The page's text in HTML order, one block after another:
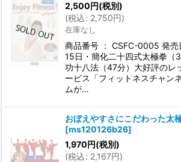
2,500円(税別)
(税込: 2,750円)
在庫なし
商品番号 ： CSFC-0005 発
15日・簡化二十四式太極拳（
功十八法（47分）大好評のレ
ービス「フィットネスチャン
ムが…
おぼえやすさにこだわった太
[ms120126b26]
1,970円(税別)
(税込: 2,167円)